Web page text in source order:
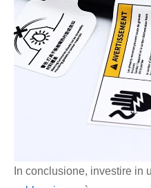
In conclusione, investire in